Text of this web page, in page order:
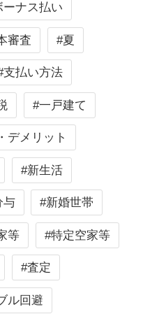
ーナス払い
審査 #夏
支払い方法
#一戸建て
デメリット
#新生活
与 #新婚世帯
等 #特定空家等
#査定
ル回避